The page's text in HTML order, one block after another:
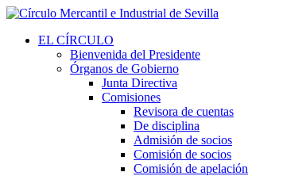
EL CÍRCULO
Bienvenida del Presidente
Órganos de Gobierno
Junta Directiva
Comisiones
Revisora de cuentas
De disciplina
Admisión de socios
Comisión de socios
Comisión de apelación